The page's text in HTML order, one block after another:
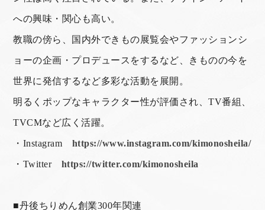
への興味・関心も高い。
教職の傍ら、国内外できもの展覧会やファッションシ
ョーの企画・プロデュースをするなど、きものの今を
世界に発信するなど多彩な活動を展開。
明るくポップなキャラクター性が評価され、TV番組、
TVCMなど広く活躍。
・Instagram https://www.instagram.com/kimonosheila/
・Twitter https://twitter.com/kimonosheila
■丹後ちりめん創業300年関連